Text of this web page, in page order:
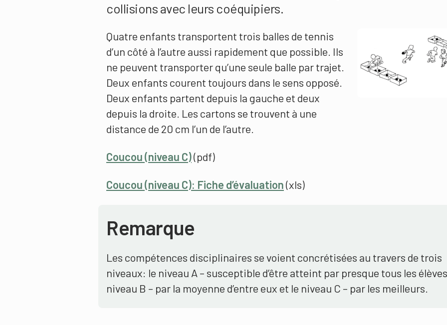
collisions avec leurs coéquipiers.
Quatre enfants transportent trois balles de tennis
d’un côté à l’autre aussi rapidement que possible. Ils
ne peuvent transporter qu’une seule balle par trajet.
Deux enfants courent toujours dans le sens opposé.
Deux enfants partent depuis la gauche et deux
depuis la droite. Les cartons se trouvent à une
distance de 20 cm l’un de l’autre.
Coucou (niveau C)(pdf)
Coucou (niveau C): Fiche d’évaluation(xls)
Remarque
Les compétences disciplinaires se voient concrétisées au travers de trois
niveaux: le niveau A – susceptible d’être atteint par presque tous les
niveau B – par la moyenne d’entre eux et le niveau C – par les meilleurs.